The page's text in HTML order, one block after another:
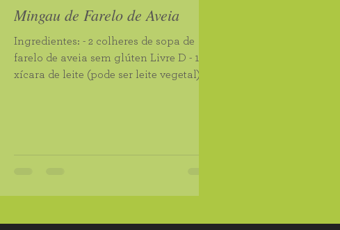
de Banana Verde
Mingau de Farelo de Aveia
Ingredientes: - 2 colheres de sopa de
farelo de aveia sem glúten Livre D - 1
xícara de leite (pode ser leite vegetal) - 1